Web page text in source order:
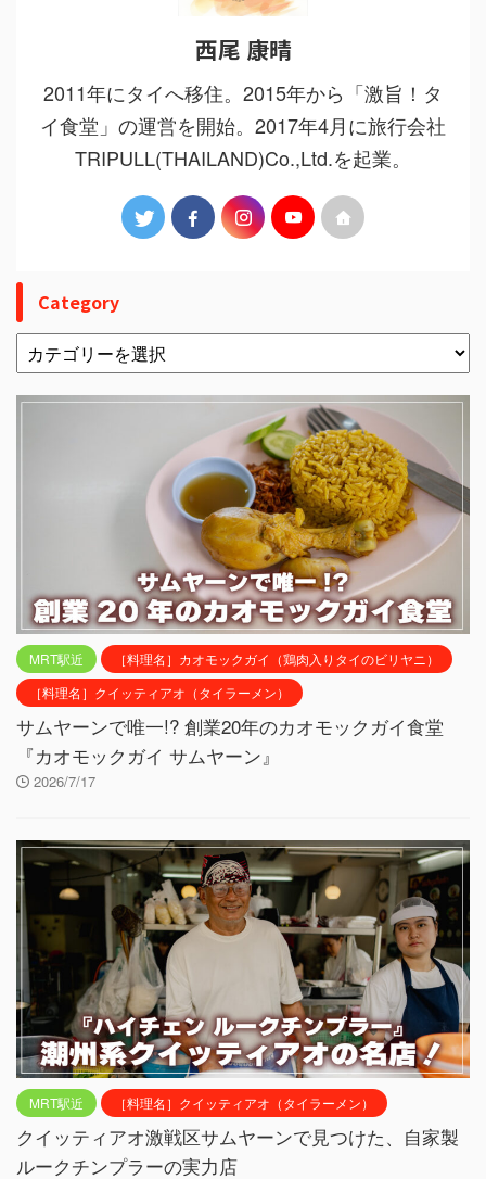
西尾 康晴
2011年にタイへ移住。2015年から「激旨！タ
イ食堂」の運営を開始。2017年4月に旅行会社
TRIPULL(THAILAND)Co.,Ltd.を起業。
Category
MRT駅近
［料理名］カオモックガイ（鶏肉入りタイのビリヤニ）
［料理名］クイッティアオ（タイラーメン）
サムヤーンで唯一!? 創業20年のカオモックガイ食堂
『カオモックガイ サムヤーン』
2026/7/17
MRT駅近 ［料理名］クイッティアオ（タイラーメン）
クイッティアオ激戦区サムヤーンで見つけた、自家製
ルークチンプラーの実力店